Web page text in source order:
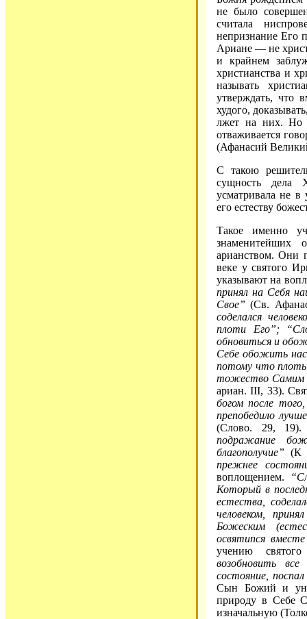
не было
считала
непризнание Его
Ариане — не
и крайнем
христианства и
называть
утверждать, что
худого,
лжет на них. Но
отваживается
(Афанасий
С такою
сущность дела
усматривала не в
его естеству
Такое именно
знаменитейших
арианством. Они
веке у святого
указывают на
принял на Себя
Свое” (Св.
соделался
плоти Его”;
обновиться и
Себе обожить
потому что плоть
тожество Самим
ариан. III, 33).
богом после
препобедило
(Слово. 29, 19).
подражание
благополучие” (К
прежнее
воплощением.
Который в
естества,
человеком,
Божеским
освятипся
учению
возобновить
состояние,
Сын Божий и
природу в Себе
изначальную